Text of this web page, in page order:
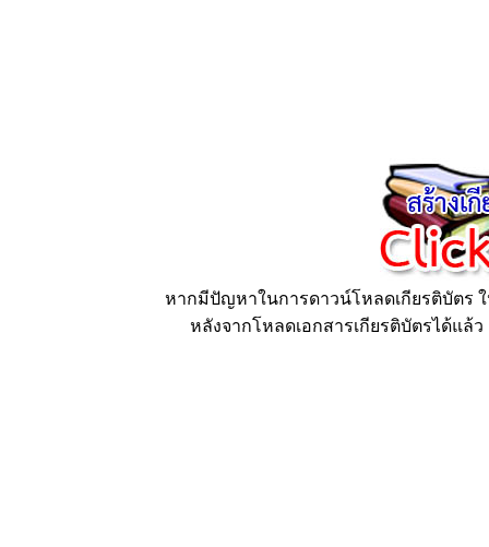
หากมีปัญหาในการดาวน์โหลดเกียรติบัตร
หลังจากโหลดเอกสารเกียรติบัตรได้แล้